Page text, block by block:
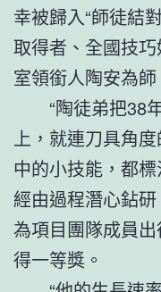
幸被歸入“師徒結
取得者、全國技
室領銜人陶安為師
“陶徒弟把38
上，就連刀具角
中的小技能，都
經由過程潛心鉆
為項目團隊成員
得一等獎。